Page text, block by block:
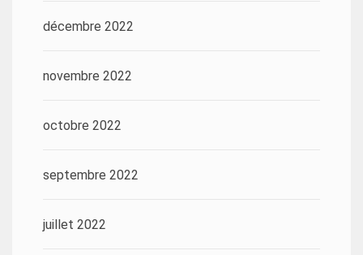
décembre 2022
novembre 2022
octobre 2022
septembre 2022
juillet 2022